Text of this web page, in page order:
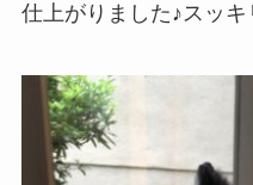
仕上がりました♪スッ